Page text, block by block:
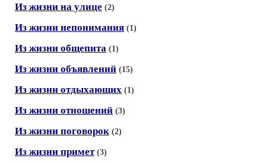
Из жизни на улице (2)
Из жизни непонимания (1)
Из жизни общепита (1)
Из жизни объявлений (15)
Из жизни отдыхающих (1)
Из жизни отношений (3)
Из жизни поговорок (2)
Из жизни примет (3)